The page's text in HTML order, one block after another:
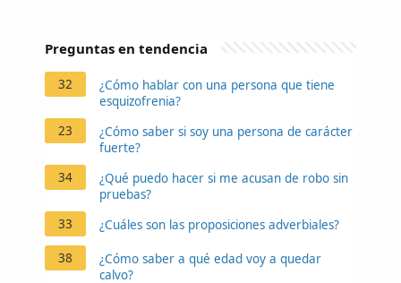
Preguntas en tendencia
32
¿Cómo hablar con una persona que tiene
esquizofrenia?
23
¿Cómo saber si soy una persona de carácter
fuerte?
34
¿Qué puedo hacer si me acusan de robo sin
pruebas?
33
¿Cuáles son las proposiciones adverbiales?
38
¿Cómo saber a qué edad voy a quedar
calvo?